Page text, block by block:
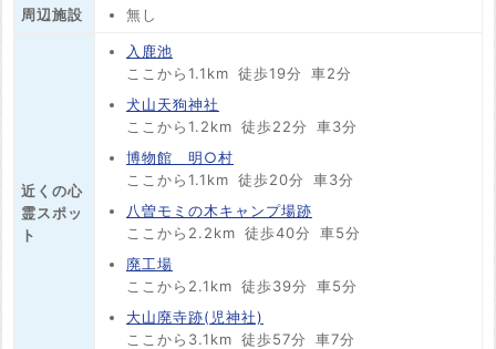
周辺施設 無し
近くの心
霊スポッ
ト
入鹿池
ここから1.1km 徒歩19分
車2分
犬山天狗神社
ここから1.2km 徒歩22分
車3分
博物館 明○村
ここから1.1km 徒歩20分
車3分
八曽モミの木キャンプ場跡
ここから2.2km 徒歩40分
車5分
廃工場
ここから2.1km 徒歩39分
車5分
大山廃寺跡(児神社)
ここから3.1km 徒歩57分
車7分